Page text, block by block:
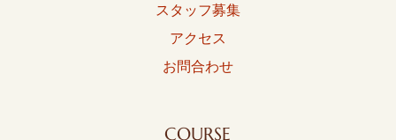
スタッフ募集
アクセス
お問合わせ
COURSE